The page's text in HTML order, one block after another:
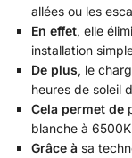
allées ou les
En effet, elle
installation
De plus, le
heures de soleil
Cela permet de
blanche à
Grâce à sa